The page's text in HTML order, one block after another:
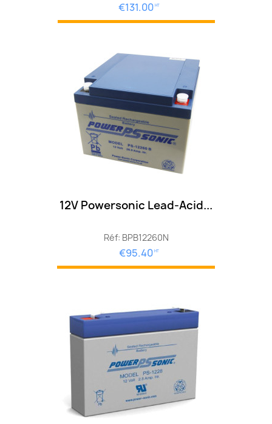
€131.00 HT
12V Powersonic Lead-Acid...
Réf: BPB12260N
€95.40 HT